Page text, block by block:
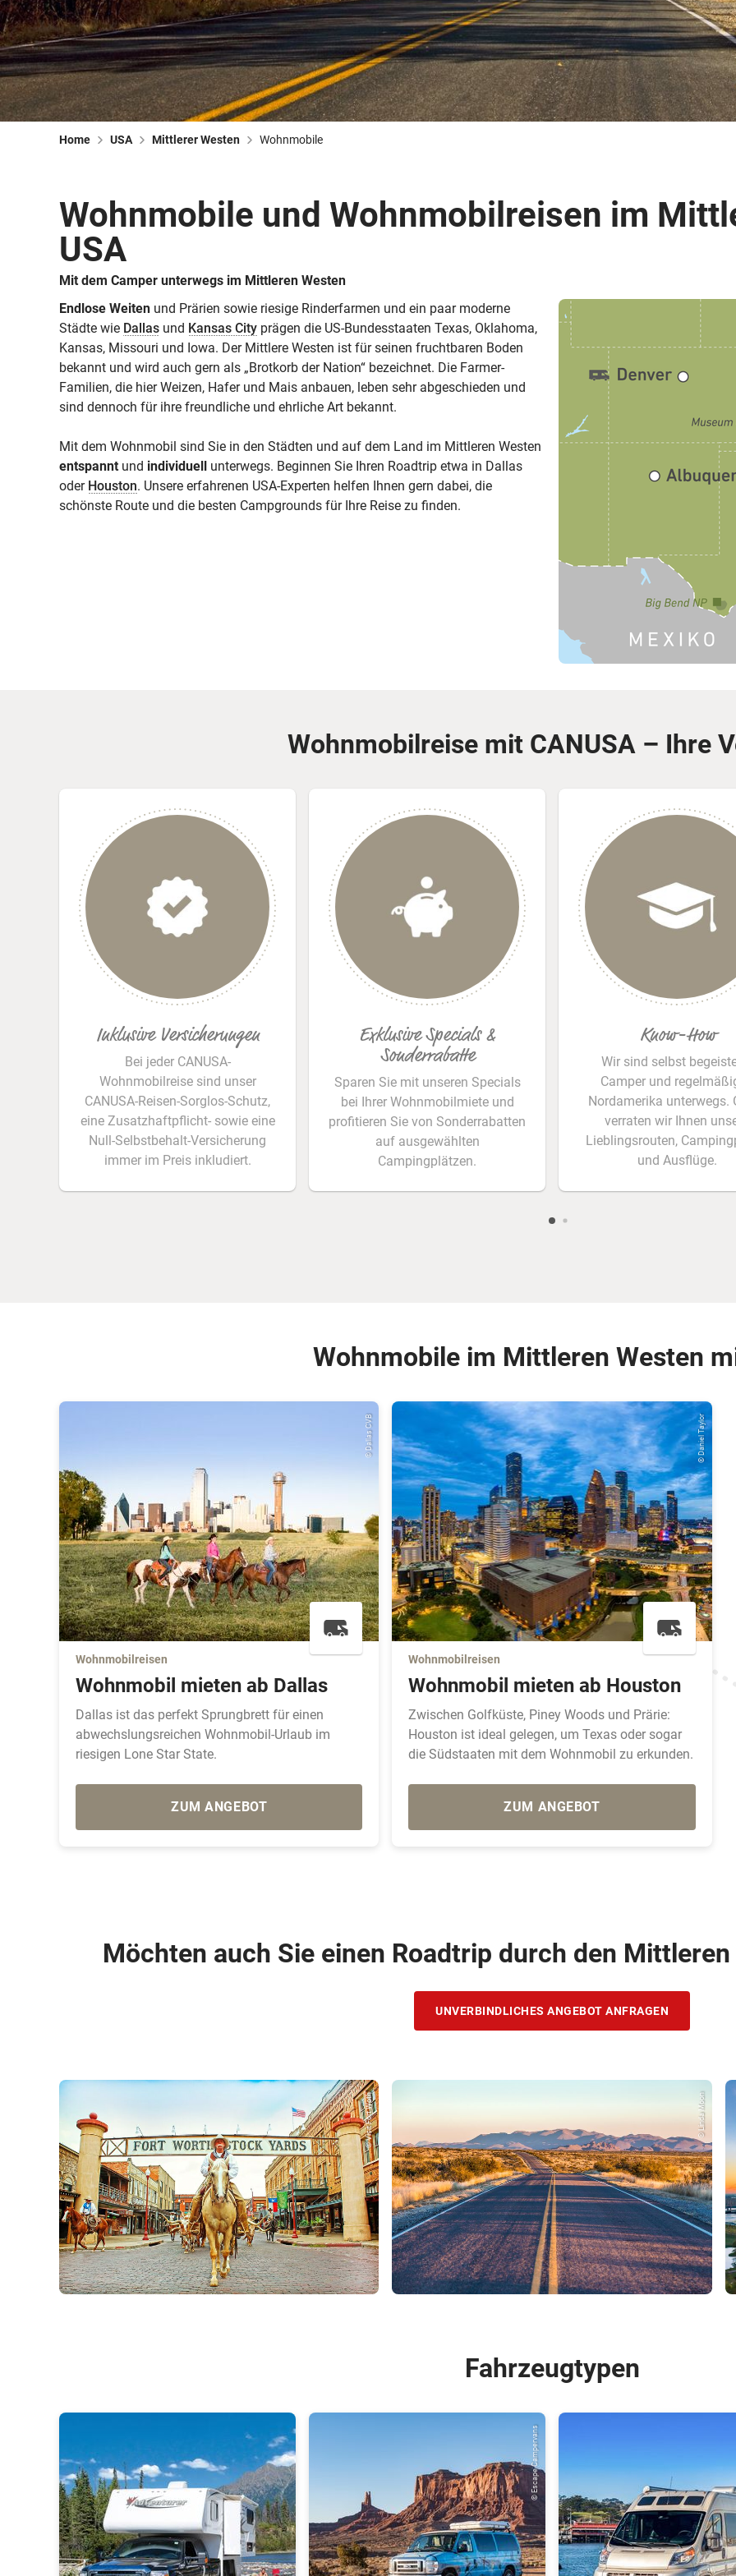
© ShaneMyersPhoto
Hawaii
Busreisen
© Chris Frey
Skireisen
Routen­vorschläge
© Swissmediavision/ ...
CANUSA-Magazin
Reisebüro-Service
Über uns
Home USA Mittlerer Westen Wohnmobile
Wohnmobile und Wohnmobilreisen im
USA
Mit dem Camper unterwegs im Mittleren Westen
Endlose Weiten und Prärien sowie riesige Rinderfarmen und ein paar moderne
Städte wie Dallas und Kansas City prägen die US-Bundesstaaten Texas, Oklahoma,
Kansas, Missouri und Iowa. Der Mittlere Westen ist für seinen fruchtbaren Boden
bekannt und wird auch gern als „Brotkorb der Nation“ bezeichnet. Die Farmer-
Familien, die hier Weizen, Hafer und Mais anbauen, leben sehr abgeschieden und
sind dennoch für ihre freundliche und ehrliche Art bekannt.
Mit dem Wohnmobil sind Sie in den Städten und auf dem Land im Mittleren Westen
entspannt und individuell
unterwegs. Beginnen Sie Ihren Roadtrip etwa in Dallas
oder Houston. Unsere erfahrenen USA-Experten helfen Ihnen gern dabei, die
schönste Route und die besten Campgrounds für Ihre Reise zu finden.
Wohnmobilreise mit CANUSA – Ihre
Inklusive Versicherungen
Bei jeder CANUSA-
Wohnmobilreise sind unser
CANUSA-Reisen-Sorglos-Schutz,
eine Zusatzhaftpflicht- sowie eine
Null-Selbstbehalt-Versicherung
immer im Preis inkludiert.
Exklusive Specials &
Sonderrabatte
Sparen Sie mit unseren Specials
bei Ihrer Wohnmobilmiete und
profitieren Sie von Sonderrabatten
auf ausgewählten
Campingplätzen.
Know-How
Wir sind selbst
Camper und
Nordamerika unterwegs.
verraten wir Ihnen
Lieblingsrouten,
und Ausflüge.
Wohnmobile im Mittleren Westen
© Dallas CVB
Wohnmobilreisen
Wohnmobil mieten ab Dallas
Dallas ist das perfekt Sprungbrett für einen
abwechslungsreichen Wohnmobil-Urlaub im
riesigen Lone Star State.
ZUM ANGEBOT
© Daniel Taylor
Wohnmobilreisen
Wohnmobil mieten ab Houston
Zwischen Golfküste, Piney Woods und Prärie:
Houston ist ideal gelegen, um Texas oder sogar
die Südstaaten mit dem Wohnmobil zu erkunden.
ZUM ANGEBOT
Möchten auch Sie einen Roadtrip durch den
UNVERBINDLICHES ANGEBOT ANFRAGEN
© Visit Fort Woth © Linda Moon
Fahrzeugtypen
© Escape Campervans